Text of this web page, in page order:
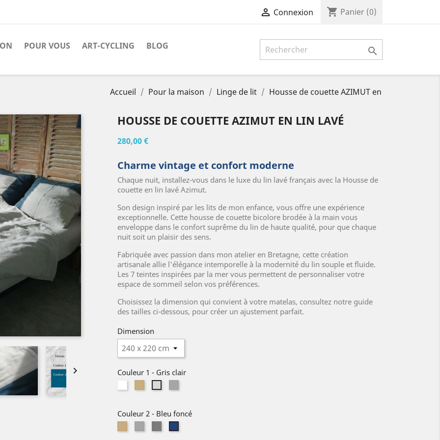
 Connexion shopping_cart Panier (0)
POUR VOUS ART-CYCLING BLOG 
Accueil Pour la maison Linge de lit Housse de couette AZIMUT en

HOUSSE DE COUETTE AZIMUT EN LIN LAVÉ
280,00 €
Charme vintage et confort moderne
Chaque nuit, installez-vous dans le luxe du lin lavé français avec la Housse de
couette en lin lavé Azimut.
Son design inspiré par les lits de mon enfance, vous offre une expérience
exceptionnelle. Cette housse de couette bicolore brodée à la main vous
enveloppe dans le confort suprême du lin de haute qualité, pour que chaque
nuit soit un plaisir des sens.
Fabriquée avec passion dans mon atelier en Bretagne, cette création
artisanale allie l'élégance intemporelle à la modernité du lin souple et fluide.
Les 7 teintes inspirées par la mer vous permettent de personnaliser votre
espace de sommeil selon vos préférences.
Choisissez la dimension qui convient à votre matelas, consultez notre guide
des tailles ci-dessous, pour créer un ajustement parfait.
Dimension
Couleur 1 - Gris clair
Couleur 2 - Bleu foncé